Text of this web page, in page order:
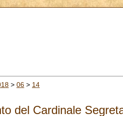
> 06 > 14
del Cardinale